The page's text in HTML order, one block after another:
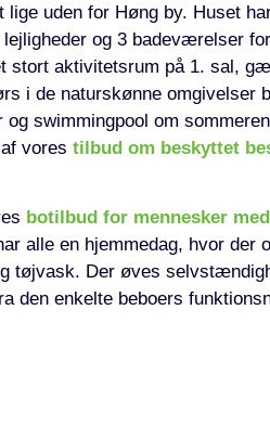
uden for Høng by. Huset
og 3 badeværelser
stort aktivitetsrum på 1. sal,
i de naturskønne omgivelser
swimmingpool om
vores tilbud om beskyttet
botilbud for mennesker
alle en hjemmedag, hvor der
tøjvask. Der øves
den enkelte beboers